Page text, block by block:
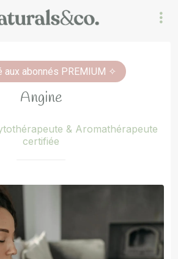
aux abonnés PREMIUM ✧
Angine
& Aromathérapeute
certifiée